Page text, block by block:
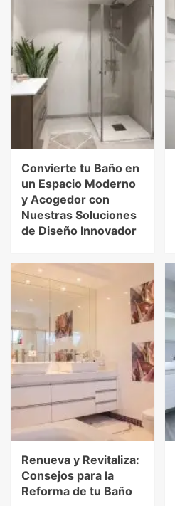
Convierte tu Baño en
un Espacio Moderno
y Acogedor con
Nuestras Soluciones
de Diseño Innovador
Renueva y Revitaliza:
Consejos para la
Reforma de tu Baño